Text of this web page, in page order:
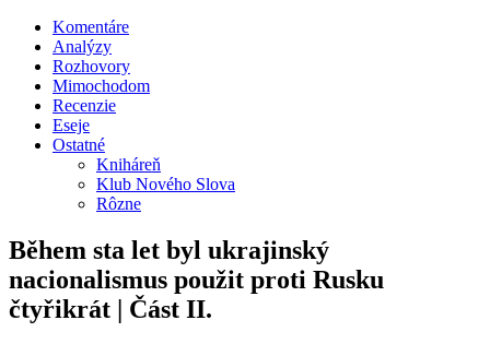
Komentáre
Analýzy
Rozhovory
Mimochodom
Recenzie
Eseje
Ostatné
Kniháreň
Klub Nového Slova
Rôzne
Během sta let byl ukrajinský
nacionalismus použit proti Rusku
čtyřikrát | Část II.